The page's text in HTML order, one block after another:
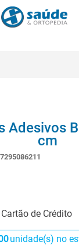
Adesivos
cm
de Crédito
unidade(s) no